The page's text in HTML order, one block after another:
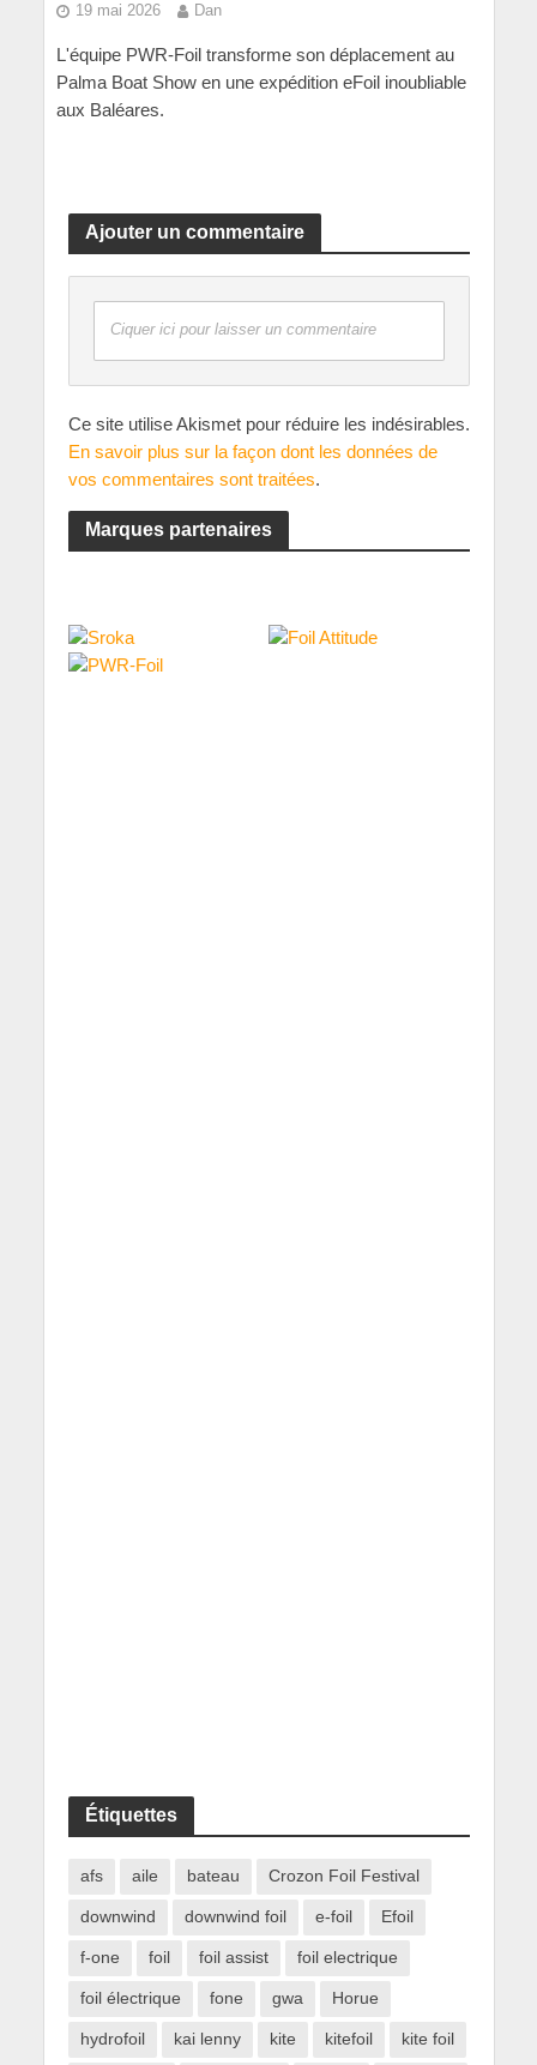
19 mai 2026 Dan
L'équipe PWR-Foil transforme son déplacement au
Palma Boat Show en une expédition eFoil inoubliable
aux Baléares.
Ajouter un commentaire
Ciquer ici pour laisser un commentaire
Ce site utilise Akismet pour réduire les indésirables.
En savoir plus sur la façon dont les données de
vos commentaires sont traitées.
Marques partenaires
Étiquettes
afs aile bateau Crozon Foil Festival
downwind downwind foil e-foil Efoil
f-one foil foil assist foil electrique
foil électrique fone gwa Horue
hydrofoil kai lenny kite kitefoil kite foil